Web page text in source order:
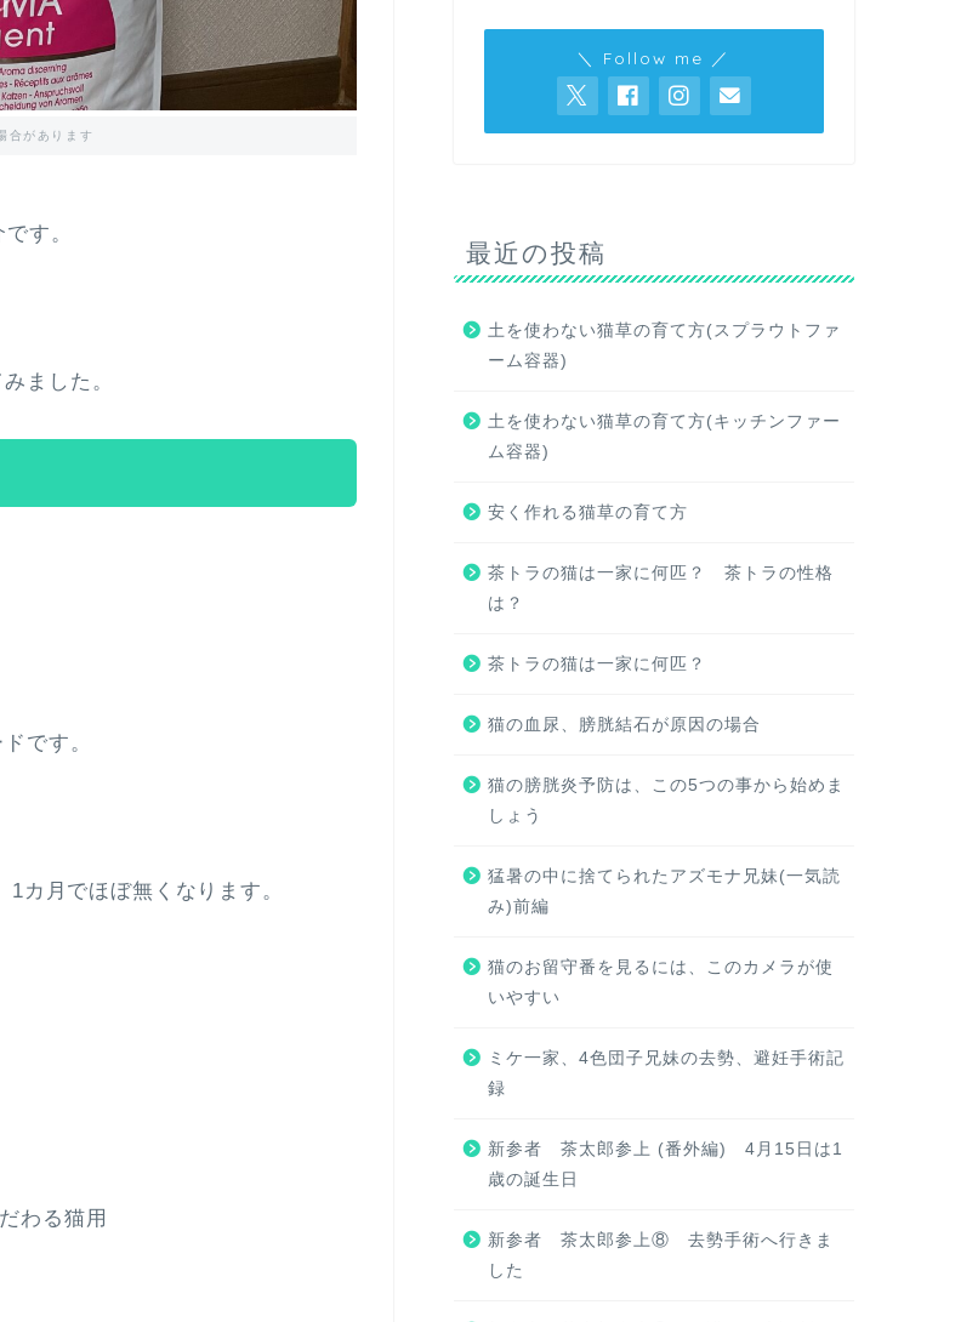
合があります
す。
ました。
です。
カ月でほぼ無くなります。
わる猫用
＼ Follow me ／
最近の投稿
土を使わない猫草の育て方(スプラウトファ
ーム容器)
土を使わない猫草の育て方(キッチンファー
ム容器)
安く作れる猫草の育て方
茶トラの猫は一家に何匹？ 茶トラの性格
は？
茶トラの猫は一家に何匹？
猫の血尿、膀胱結石が原因の場合
猫の膀胱炎予防は、この5つの事から始めま
しょう
猛暑の中に捨てられたアズモナ兄妹(一気読
み)前編
猫のお留守番を見るには、このカメラが使
いやすい
ミケ一家、4色団子兄妹の去勢、避妊手術記
録
新参者 茶太郎参上 (番外編) 4月15日は1
歳の誕生日
新参者 茶太郎参上⑧ 去勢手術へ行きま
した